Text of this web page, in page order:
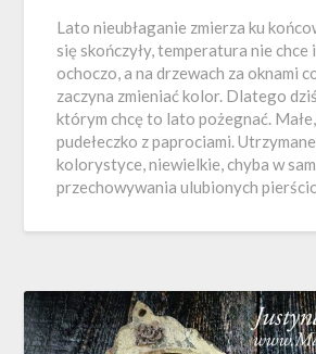
Lato nieubłaganie zmierza ku
się skończyły, temperatura nie chce
ochoczo, a na drzewach za oknami
zaczyna zmieniać kolor. Dlatego
którym chcę to lato pożegnać.
pudełeczko z paprociami.
kolorystyce, niewielkie, chyba w
przechowywania ulubionych